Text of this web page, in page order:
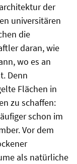
der
universitären
die
daran, wie
wo es an
Denn
Flächen in
zu schaffen:
schon im
Vor dem
als natürliche